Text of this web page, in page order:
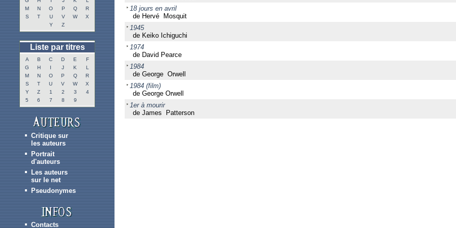
M
N O P Q
R
S
T U V W
X
Y
Z
Liste par titres
A B C D E
F
G
H I J K
L
M
N O P Q
R
S
T U V W
X
Y
Z 1 2 3
4
5
6 7 8 9
Critique sur
les auteurs
Portrait
d'auteurs
Les auteurs
sur le net
Pseudonymes
Contacts
18 jours en avril
de Hervé Mosquit
1945
de Keiko Ichiguchi
1974
de David Pearce
1984
de George Orwell
1984 (film)
de George Orwell
1er à mourir
de James Patterson